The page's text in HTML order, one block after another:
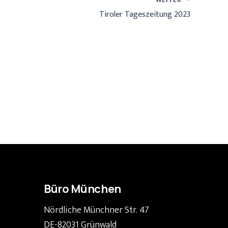
Tiroler Tageszeitung 2023
Büro München
Nördliche Münchner Str. 47
DE-82031 Grünwald